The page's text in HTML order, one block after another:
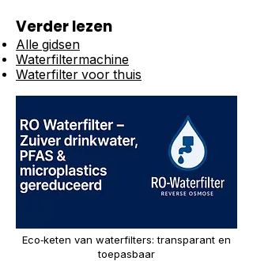
Verder lezen
Alle gidsen
Waterfiltermachine
Waterfilter voor thuis
Eco‑keten van waterfilters: transparant en
toepasbaar